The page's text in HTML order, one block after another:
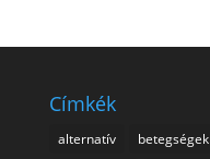
Címkék
alternatív betegségek